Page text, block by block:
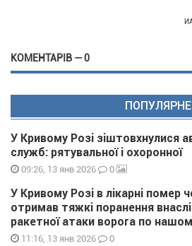
КОМЕНТАРІВ — 0
ПОПУЛЯРНЕ
У Кривому Розі зіштовхнулися
служб: рятувальної і охоронної
09:26, 13 янв 2026 0
У Кривому Розі в лікарні помер
отримав тяжкі поранення
ракетної атаки ворога по
11:16, 13 янв 2026 0